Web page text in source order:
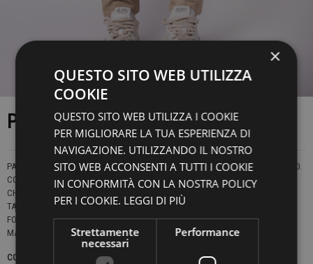
PANTALONE CRUNA
PANTALONE VESTIBILITÀ TAPERED E CINTURA IN CONTRASTO MONTATA A MANO.
COSTRUZIONE SARTORIALE.
CHIUSURA CON ZIP E DOPPIO BOTTONE.
TASCHE A DOPPIO FILETTO SUL RETRO CON PATTINA E BOTTONE.
FONDO 16,5 CM.
MADE IN ITALY
MARAIS
COLORE TAGLIE NAZIONALI
×
QUESTO SITO WEB UTILIZZA
COOKIE
QUESTO SITO WEB UTILIZZA I COOKIE
PER MIGLIORARE LA TUA ESPERIENZA DI
NAVIGAZIONE. UTILIZZANDO IL NOSTRO
SITO WEB ACCONSENTI A TUTTI I COOKIE
IN CONFORMITÀ CON LA NOSTRA POLICY
PER I COOKIE. LEGGI DI PIÙ
Strettamente
necessari
Performance